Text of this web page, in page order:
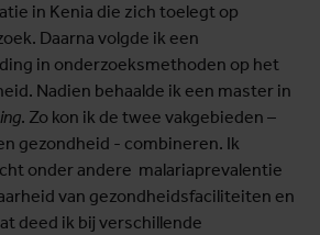
in Kenia die zich toelegt op
Daarna volgde ik een
in onderzoeksmethoden op het
Nadien behaalde ik een master in
. Zo kon ik de twee vakgebieden –
gezondheid - combineren. Ik
onder andere malariaprevalentie
van gezondheidsfaciliteiten en
deed ik bij verschillende